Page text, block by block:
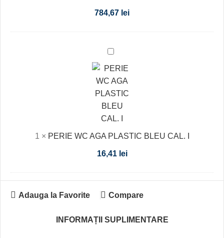
784,67 lei
PERIE
WC
AGA
PLASTIC
BLEU
CAL.
1 × PERIE WC AGA PLASTIC BLEU CAL. I
16,41 lei
Adauga la Favorite Compare
INFORMAȚII SUPLIMENTARE